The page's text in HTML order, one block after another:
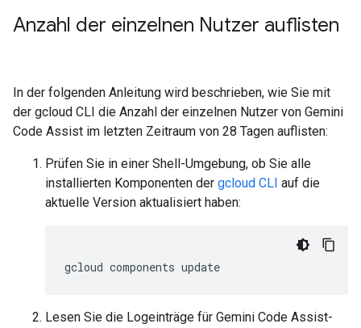
Anzahl der einzelnen Nutzer auflisten
In der folgenden Anleitung wird beschrieben, wie Sie mit
der gcloud CLI die Anzahl der einzelnen Nutzer von Gemini
Code Assist im letzten Zeitraum von 28 Tagen auflisten:
Prüfen Sie in einer Shell-Umgebung, ob Sie alle
installierten Komponenten der gcloud CLI auf die
aktuelle Version aktualisiert haben:
gcloud components
Lesen Sie die Logeinträge für Gemini Code Assist-